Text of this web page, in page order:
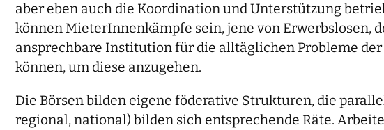
aber eben auch die Koordination und Unterstützung
können MieterInnenkämpfe sein, jene von Erwerbslosen,
ansprechbare Institution für die alltäglichen Probleme
können, um diese anzugehen.
Die Börsen bilden eigene föderative Strukturen, die
regional, national) bilden sich entsprechende Räte.